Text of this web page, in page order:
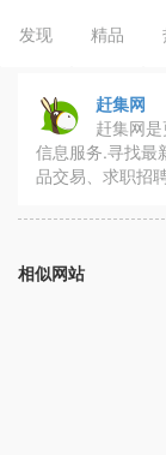
发现 精品
赶集网
赶集网
信息服务.寻找最
品交易、求职招
相似网站